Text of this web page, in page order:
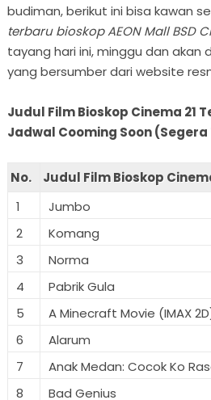
budiman, berikut ini bisa kawan
terbaru bioskop AEON Mall BSD
tayang hari ini, minggu dan
yang bersumber dari website
Judul Film Bioskop Cinema 21
Jadwal Cooming Soon
No.
Judul Film Bioskop
1
Jumbo
2
Komang
3
Norma
4
Pabrik Gula
5
A Minecraft Movie (IMAX
6
Alarum
7
Anak Medan: Cocok Ko
8
Bad Genius